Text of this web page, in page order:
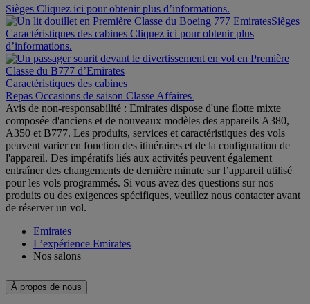
Sièges Cliquez ici pour obtenir plus d’informations.
Sièges
Caractéristiques des cabines Cliquez ici pour obtenir plus
d’informations.
Caractéristiques des cabines
Repas Occasions de saison Classe Affaires
Avis de non-responsabilité : Emirates dispose d'une flotte mixte
composée d'anciens et de nouveaux modèles des appareils A380,
A350 et B777. Les produits, services et caractéristiques des vols
peuvent varier en fonction des itinéraires et de la configuration de
l'appareil. Des impératifs liés aux activités peuvent également
entraîner des changements de dernière minute sur l’appareil utilisé
pour les vols programmés. Si vous avez des questions sur nos
produits ou des exigences spécifiques, veuillez nous contacter avant
de réserver un vol.
Emirates
L’expérience Emirates
Nos salons
À propos de nous